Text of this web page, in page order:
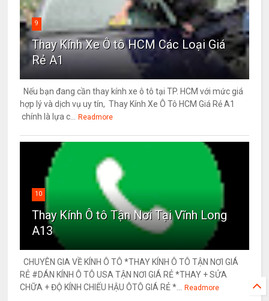
9
Thay Kính Xe Ô tô HCM Các Loại Giá
Rẻ A1
Nếu bạn đang cần thay kính xe ô tô tại TP. HCM với mức giá
hợp lý và dịch vụ uy tín, Thay Kính Xe Ô Tô HCM Giá Rẻ A1
chính là lựa c...
Readmore
10
Thay Kính Ô tô Tận Nơi Tại Vĩnh Long
A13
CHUYÊN GIA VỀ KÍNH Ô TÔ *THAY KÍNH Ô TÔ TẬN NƠI GIÁ
RẺ #DÁN KÍNH Ô TÔ USA TẬN NƠI GIÁ RẺ *THAY + SỬA
CHỮA + ĐỘ KÍNH CHIẾU HẬU ÔTÔ GIÁ RẺ *...
Readmore